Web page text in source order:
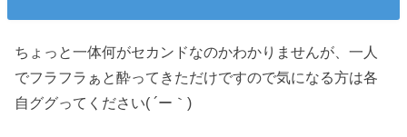
ちょっと一体何がセカンドなのかわかりませんが、一人
でフラフラぁと酔ってきただけですので気になる方は各
自ググってください( ´ー｀)